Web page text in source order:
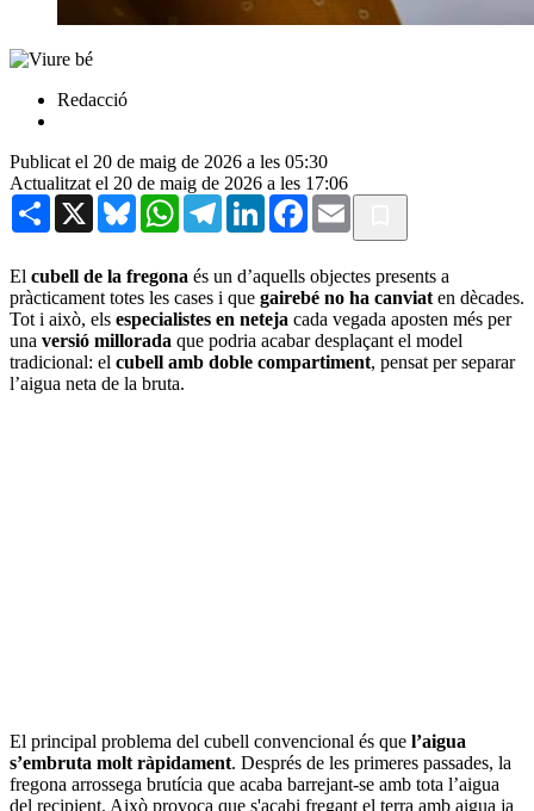
Redacció
Publicat el 20 de maig de 2026 a les 05:30
Actualitzat el 20 de maig de 2026 a les 17:06
Share X BlueskyWhatsAppTelegramLinkedInFacebook
Email
El cubell de la fregona és un d’aquells objectes presents a
pràcticament totes les cases i que gairebé no ha canviat en dècades.
Tot i això, els especialistes en neteja cada vegada aposten més per
una versió millorada que podria acabar desplaçant el model
tradicional: el cubell amb doble compartiment, pensat per separar
l’aigua neta de la bruta.
El principal problema del cubell convencional és que l’aigua
s’embruta molt ràpidament. Després de les primeres passades, la
fregona arrossega brutícia que acaba barrejant-se amb tota l’aigua
del recipient. Això provoca que s'acabi fregant el terra amb aigua ja